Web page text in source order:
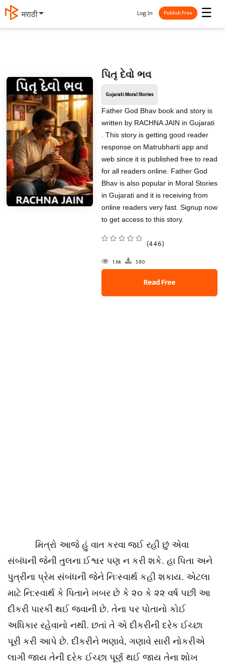
मराठी ☰
Log In Publish Free
પિતૃ દેવો ભવ
Gujarati Moral Stories
Father God Bhav book and story is
written by RACHNA JAIN in Gujarati
. This story is getting good reader
response on Matrubharti app and
web since it is published free to read
for all readers online. Father God
Bhav is also popular in Moral Stories
in Gujarati and it is receiving from
online readers very fast. Signup now
to get access to this story.
(446)
1.6k 580
Read Free
મિત્રો આજે હું વાત કરવા જઈ રહી છું એવા
સંબંધની જેની તુલના ઈશ્વર પણ ન કરી શકે. હા પિતા અને
પુત્રીના પ્રેમ સંબંધની જેને નિઃસ્વાર્થ કહી શકાય. એટલા
માટે નિ:સ્વાર્થ કે પિતાને ખબર છે કે ૨૦ કે ૨૨ વર્ષ પછી આ
દીકરી પારકી થઈ જવાની છે. તેના પર પોતાનો કોઈ
અધિકાર રહેવાનો નથી. છતાં તે એ દીકરીની દરેક ઈચ્છા
પૂરી કરી આપે છે. દીકરીને ભણાવે, ગણાવે સારી નોકરીએ
લાગી જાય તેની દરેક ઈચ્છા પૂર્ણ થઈ જાય તેના શોખ